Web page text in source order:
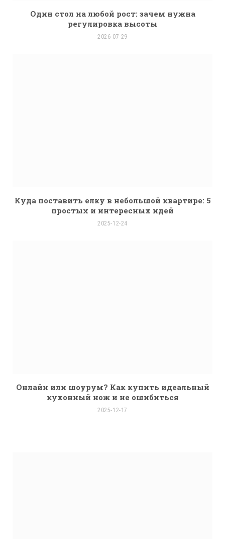
Один стол на любой рост: зачем нужна
регулировка высоты
2026-07-29
Куда поставить елку в небольшой квартире: 5
простых и интересных идей
2025-12-24
Онлайн или шоурум? Как купить идеальный
кухонный нож и не ошибиться
2025-12-17